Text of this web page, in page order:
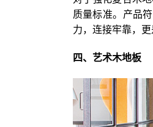
质量标准。产品
力，连接牢靠，
四、艺术木地板